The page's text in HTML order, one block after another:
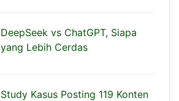
DeepSeek vs ChatGPT, Siapa
yang Lebih Cerdas
Study Kasus Posting 119 Konten